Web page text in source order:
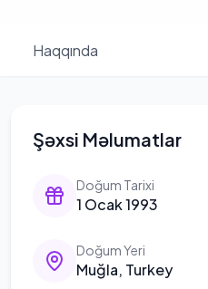
Haqqında
Şəxsi Məlumatlar
Doğum Tarixi
1 Ocak 1993
Doğum Yeri
Muğla, Turkey